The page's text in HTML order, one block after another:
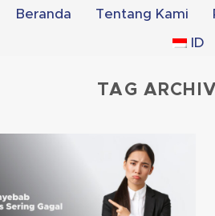
Beranda Tentang Kami
ID
TAG